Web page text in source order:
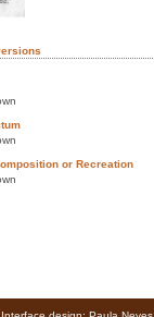
or Recreation